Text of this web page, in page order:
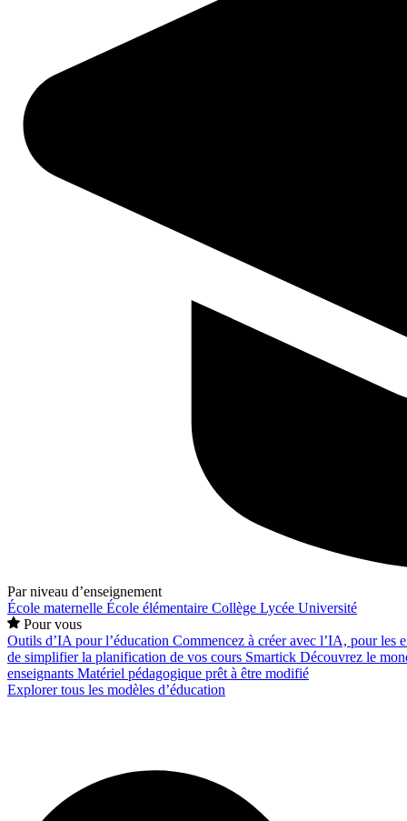
Par niveau d’enseignement
École maternelle École élémentaire Collège Lycée Université
Pour vous
Outils d’IA pour l’éducation Commencez à créer avec l’IA, pour les
de simplifier la planification de vos cours Smartick Découvrez le
enseignants Matériel pédagogique prêt à être modifié
Explorer tous les modèles d’éducation